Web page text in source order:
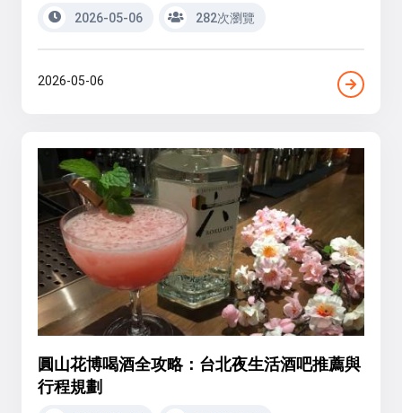
2026-05-06 282次瀏覽
2026-05-06
圓山花博喝酒全攻略：台北夜生活酒吧推薦與
行程規劃